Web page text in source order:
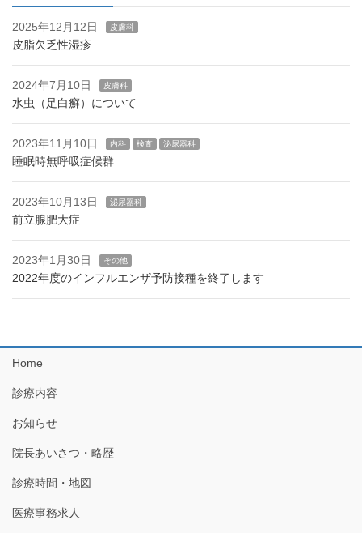
2025年12月12日 皮膚科
皮脂欠乏性湿疹
2024年7月10日 皮膚科
水虫（足白癬）について
2023年11月10日 内科 検査 泌尿器科
睡眠時無呼吸症候群
2023年10月13日 泌尿器科
前立腺肥大症
2023年1月30日 その他
2022年度のインフルエンザ予防接種を終了します
Home
診療内容
お知らせ
院長あいさつ・略歴
診療時間・地図
医療事務求人